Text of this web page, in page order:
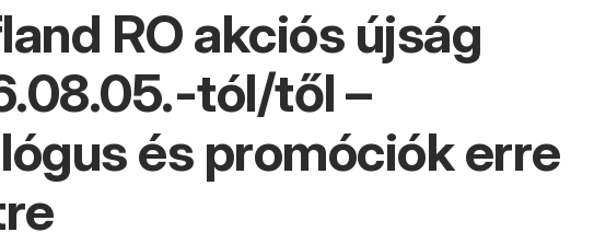
RO akciós újság
tól/től –
és promóciók erre